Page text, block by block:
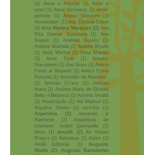
(1)
Amor e Psyché (1)
Amor e
sexo (1) Amor Victorious (1) amor-
perfeito
(1) Amore Vincitore
(1)
Amsterdam (1) Ana Cristina Cesar
(1) Ana Martins Marques (3) Ana
Rita Dantas Suassuna
(1)
Ana
Soares
(1) Andreas Gursky
(1)
Andrew Warhola (1) Andrew Wyeth
(1) Andy Warhol (1) Anna Mariani
(1)
Anne Truitt (1)
Annette
Giacometti (1) Ano Novo (1) Antico
Forno ai Serpenti (1) Antico Forno
Roscioli (1) Antonello da Messina -
(1)
Antonio Cícero (1)
Antonio
Maria (1) António Maria de Oliveira
Bello –Olleboma (1) Antonio Vivaldi
(1) Anunciação (1) Aoi Matsuri (1)
Aoyama Satoru
(1) arco-iris (1)
Argentina (3)
Armando al
Pantheon
(1)
Arquitetura de
interiores. Isabel Quintanilla
(1)
Arroz
(1) arrudA (2)
Art House
Project (1) Askinosie (1) Astier (1)
Ateliê Editorial.
(1)
Auguste
Rodin
(2)
Augusto Bartolomei